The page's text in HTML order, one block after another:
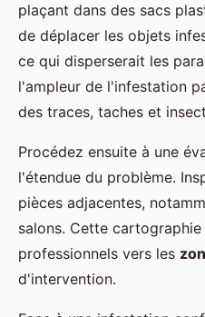
plaçant dans des sacs
de déplacer les objets
ce qui disperserait les
l'ampleur de l'infestation
des traces, taches et
Procédez ensuite à une
l'étendue du problème.
pièces adjacentes,
salons. Cette
professionnels vers les
d'intervention.